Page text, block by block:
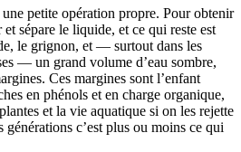
petite opération propre. Pour obtenir
sépare le liquide, et ce qui reste est
le grignon, et — surtout dans les
— un grand volume d’eau sombre,
Ces margines sont l’enfant
en phénols et en charge organique,
et la vie aquatique si on les rejette
générations c’est plus ou moins ce qui